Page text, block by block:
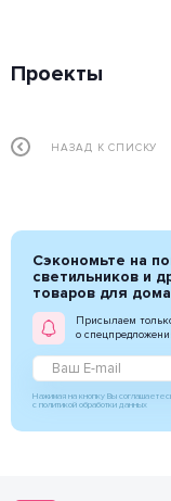
Проекты
НАЗАД К СПИСКУ
Сэкономьте на
светильников и
товаров для дома
Присылаем
о
Нажимая на кнопку Вы
с политикой обработки данных